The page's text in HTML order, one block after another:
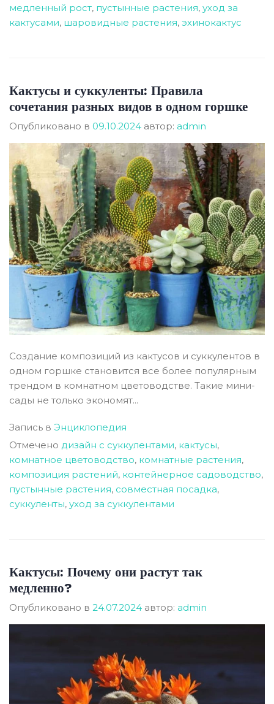
медленный рост, пустынные растения, уход за
кактусами, шаровидные растения, эхинокактус
Кактусы и суккуленты: Правила
сочетания разных видов в одном горшке
Опубликовано в 09.10.2024 автор: admin
Создание композиций из кактусов и суккулентов в
одном горшке становится все более популярным
трендом в комнатном цветоводстве. Такие мини-
сады не только экономят...
Запись в Энциклопедия
Отмечено дизайн с суккулентами, кактусы,
комнатное цветоводство, комнатные растения,
композиция растений, контейнерное садоводство,
пустынные растения, совместная посадка,
суккуленты, уход за суккулентами
Кактусы: Почему они растут так
медленно?
Опубликовано в 24.07.2024 автор: admin